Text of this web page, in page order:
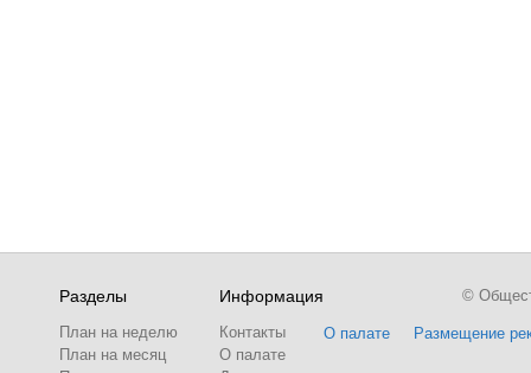
Разделы
План на неделю
План на месяц
Информация
Контакты
О палате
О палате Размещение
©